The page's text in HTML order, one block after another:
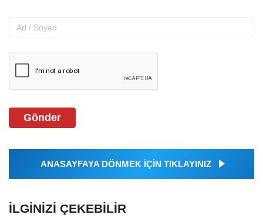
Gönder
ANASAYFAYA DÖNMEK İÇİN TIKLAYINIZ
İLGINIZI ÇEKEBILIR